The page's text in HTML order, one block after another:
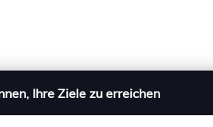
Ihre Ziele zu erreichen